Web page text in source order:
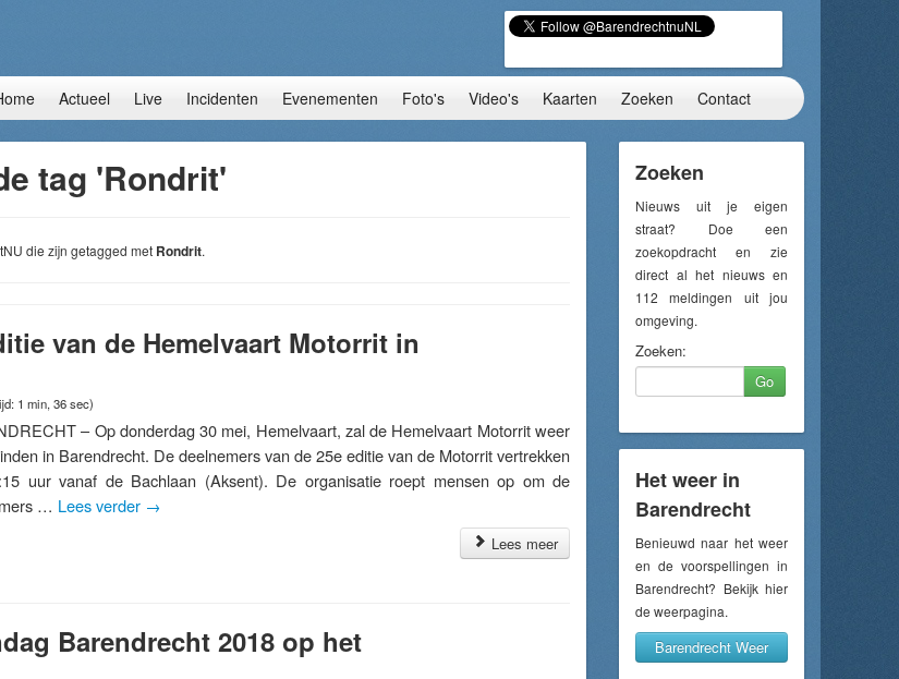
Actueel Live Incidenten Evenementen Foto's Video's Kaarten Zoeken Contact
tag 'Rondrit'
die zijn getagged met Rondrit.
van de Hemelvaart Motorrit in
1 min, 36 sec)
– Op donderdag 30 mei, Hemelvaart, zal de Hemelvaart Motorrit weer
in Barendrecht. De deelnemers van de 25e editie van de Motorrit vertrekken
uur vanaf de Bachlaan (Aksent). De organisatie roept mensen op om de
… Lees verder →
Lees meer
Barendrecht 2018 op het
Zoeken
Nieuws uit je eigen
straat? Doe een
zoekopdracht en zie
direct al het nieuws en
112 meldingen uit jou
omgeving.
Zoeken:
Go
Het weer in
Barendrecht
Benieuwd naar het weer
en de voorspellingen in
Barendrecht? Bekijk hier
de weerpagina.
Barendrecht Weer